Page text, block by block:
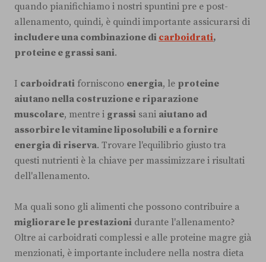
quando pianifichiamo i nostri spuntini pre e post-
allenamento, quindi, è quindi importante assicurarsi di
includere una combinazione di carboidrati,
proteine e grassi sani.
I carboidrati forniscono energia, le proteine
aiutano nella costruzione e riparazione
muscolare, mentre i grassi sani aiutano ad
assorbire le vitamine liposolubili e a fornire
energia di riserva. Trovare l'equilibrio giusto tra
questi nutrienti è la chiave per massimizzare i risultati
dell'allenamento.
Ma quali sono gli alimenti che possono contribuire a
migliorare le prestazioni durante l'allenamento?
Oltre ai carboidrati complessi e alle proteine magre già
menzionati, è importante includere nella nostra dieta